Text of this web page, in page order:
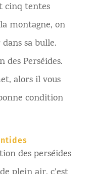
cinq tentes
montagne, on
sa bulle.
des Perséides.
alors il vous
condition
des perséides